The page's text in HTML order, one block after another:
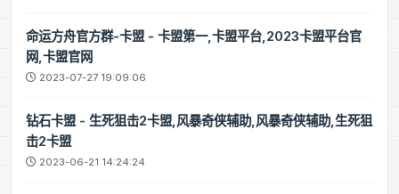
命运方舟官方群-卡盟 - 卡盟第一,卡盟平台,2023卡盟平台官
网,卡盟官网
2023-07-27 19:09:06
钻石卡盟 - 生死狙击2卡盟,风暴奇侠辅助,风暴奇侠辅助,生死狙
击2卡盟
2023-06-21 14:24:24